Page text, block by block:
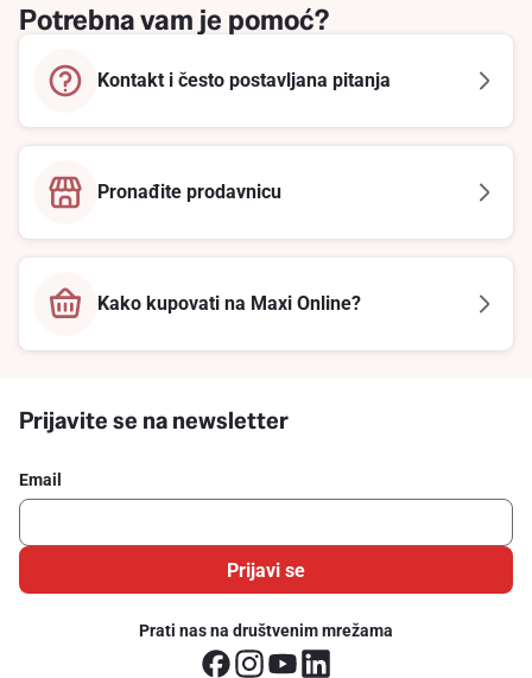
Potrebna vam je pomoć?
Kontakt i često postavljana pitanja
Pronađite prodavnicu
Kako kupovati na Maxi Online?
Prijavite se na newsletter
Email
Prijavi se
Prati nas na društvenim mrežama